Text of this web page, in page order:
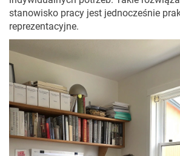
stanowisko pracy jest jednocześnie
reprezentacyjne.